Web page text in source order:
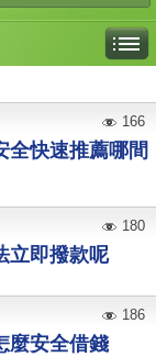
全快速推薦哪間
166
立即撥款呢
180
麼安全借錢
186